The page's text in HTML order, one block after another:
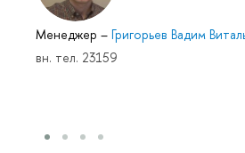
Менеджер – Григорьев Вадим
вн. тел. 23159